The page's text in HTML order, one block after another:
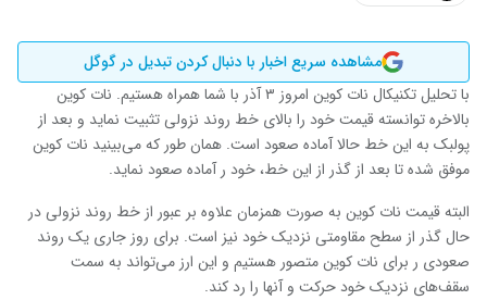
مشاهده سریع اخبار با دنبال کردن تبدیل در گوگل
با تحلیل تکنیکال نات کوین امروز ۳ آذر با شما همراه هستیم. نات کوین
بالاخره توانسته قیمت خود را بالای خط روند نزولی تثبیت نماید و بعد از
پولبک به این خط حالا آماده صعود است. همان طور که می‌بینید نات کوین
موفق شده تا بعد از گذر از این خط، خود ر آماده صعود نماید.
البته قیمت نات کوین به صورت همزمان علاوه بر عبور از خط روند نزولی در
حال گذر از سطح مقاومتی نزدیک خود نیز است. برای روز جاری یک روند
صعودی ر برای نات کوین متصور هستیم و این ارز می‌تواند به سمت
سقف‌های نزدیک خود حرکت و آنها را رد کند.